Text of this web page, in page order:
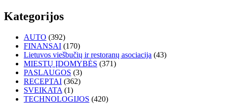
Kategorijos
AUTO (392)
FINANSAI (170)
Lietuvos viešbučių ir restoranų asociacija (43)
MIESTŲ ĮDOMYBĖS (371)
PASLAUGOS (3)
RECEPTAI (362)
SVEIKATA (1)
TECHNOLOGIJOS (420)